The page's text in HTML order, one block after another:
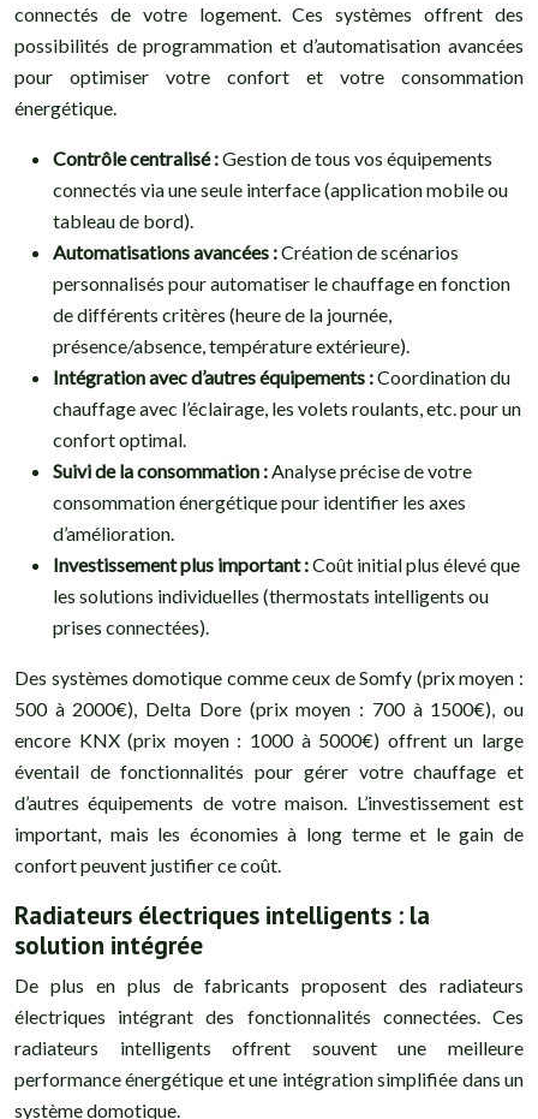
connectés de votre logement. Ces systèmes offrent des
possibilités de programmation et d’automatisation avancées
pour optimiser votre confort et votre consommation
énergétique.
Contrôle centralisé :Gestion de tous vos équipements
connectés via une seule interface (application mobile ou
tableau de bord).
Automatisations avancées :Création de scénarios
personnalisés pour automatiser le chauffage en fonction
de différents critères (heure de la journée,
présence/absence, température extérieure).
Intégration avec d’autres équipements :Coordination du
chauffage avec l’éclairage, les volets roulants, etc. pour un
confort optimal.
Suivi de la consommation :Analyse précise de votre
consommation énergétique pour identifier les axes
d’amélioration.
Investissement plus important :Coût initial plus élevé que
les solutions individuelles (thermostats intelligents ou
prises connectées).
Des systèmes domotique comme ceux de Somfy (prix moyen :
500 à 2000€), Delta Dore (prix moyen : 700 à 1500€), ou
encore KNX (prix moyen : 1000 à 5000€) offrent un large
éventail de fonctionnalités pour gérer votre chauffage et
d’autres équipements de votre maison. L’investissement est
important, mais les économies à long terme et le gain de
confort peuvent justifier ce coût.
Radiateurs électriques intelligents : la
solution intégrée
De plus en plus de fabricants proposent des radiateurs
électriques intégrant des fonctionnalités connectées. Ces
radiateurs intelligents offrent souvent une meilleure
performance énergétique et une intégration simplifiée dans un
système domotique.